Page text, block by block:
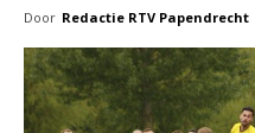
Door Redactie RTV Papendrecht